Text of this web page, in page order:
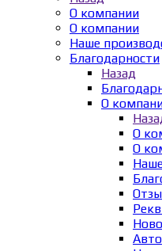
О компании
О компании
Наше
Благодарности
Назад
О
О
О